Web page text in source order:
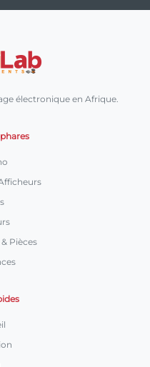
électronique en Afrique.
Pièces